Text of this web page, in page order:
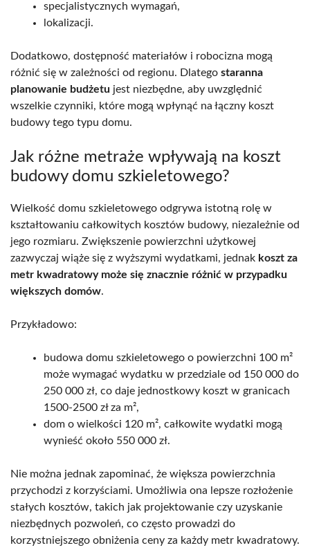
specjalistycznych wymagań,
lokalizacji.
Dodatkowo, dostępność materiałów i robocizna mogą
różnić się w zależności od regionu. Dlatego staranna
planowanie budżetu jest niezbędne, aby uwzględnić
wszelkie czynniki, które mogą wpłynąć na łączny koszt
budowy tego typu domu.
Jak różne metraże wpływają na koszt
budowy domu szkieletowego?
Wielkość domu szkieletowego odgrywa istotną rolę w
kształtowaniu całkowitych kosztów budowy, niezależnie od
jego rozmiaru. Zwiększenie powierzchni użytkowej
zazwyczaj wiąże się z wyższymi wydatkami, jednak koszt za
metr kwadratowy może się znacznie różnić w przypadku
większych domów.
Przykładowo:
budowa domu szkieletowego o powierzchni 100 m²
może wymagać wydatku w przedziale od 150 000 do
250 000 zł, co daje jednostkowy koszt w granicach
1500-2500 zł za m²,
dom o wielkości 120 m², całkowite wydatki mogą
wynieść około 550 000 zł.
Nie można jednak zapominać, że większa powierzchnia
przychodzi z korzyściami. Umożliwia ona lepsze rozłożenie
stałych kosztów, takich jak projektowanie czy uzyskanie
niezbędnych pozwoleń, co często prowadzi do
korzystniejszego obniżenia ceny za każdy metr kwadratowy.